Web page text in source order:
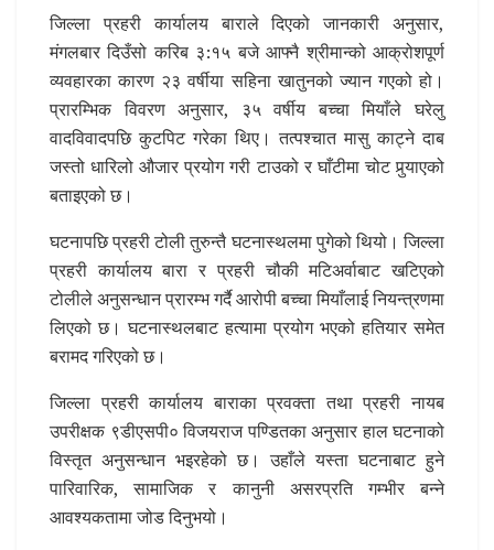
जिल्ला प्रहरी कार्यालय बाराले दिएको जानकारी अनुसार,
मंगलबार दिउँसो करिब ३:१५ बजे आफ्नै श्रीमान्को आक्रोशपूर्ण
व्यवहारका कारण २३ वर्षीया सहिना खातुनको ज्यान गएको हो।
प्रारम्भिक विवरण अनुसार, ३५ वर्षीय बच्चा मियाँले घरेलु
वादविवादपछि कुटपिट गरेका थिए। तत्पश्चात मासु काट्ने दाब
जस्तो धारिलो औजार प्रयोग गरी टाउको र घाँटीमा चोट पुर्‍याएको
बताइएको छ।
घटनापछि प्रहरी टोली तुरुन्तै घटनास्थलमा पुगेको थियो। जिल्ला
प्रहरी कार्यालय बारा र प्रहरी चौकी मटिअर्वाबाट खटिएको
टोलीले अनुसन्धान प्रारम्भ गर्दै आरोपी बच्चा मियाँलाई नियन्त्रणमा
लिएको छ। घटनास्थलबाट हत्यामा प्रयोग भएको हतियार समेत
बरामद गरिएको छ।
जिल्ला प्रहरी कार्यालय बाराका प्रवक्ता तथा प्रहरी नायब
उपरीक्षक ९डीएसपी० विजयराज पण्डितका अनुसार हाल घटनाको
विस्तृत अनुसन्धान भइरहेको छ। उहाँले यस्ता घटनाबाट हुने
पारिवारिक, सामाजिक र कानुनी असरप्रति गम्भीर बन्ने
आवश्यकतामा जोड दिनुभयो।